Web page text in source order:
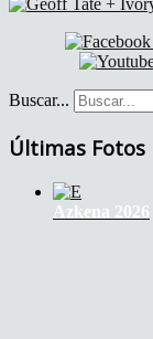
Buscar...
Últimas Fotos
Azkena 2026